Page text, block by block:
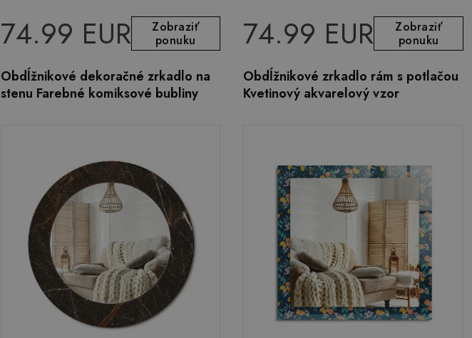
74.99 EUR
Zobraziť
ponuku
Obdĺžnikové dekoračné zrkadlo na
stenu Farebné komiksové bubliny
74.99 EUR
Zobraziť
ponuku
Obdĺžnikové zrkadlo rám s potlačou
Kvetinový akvarelový vzor